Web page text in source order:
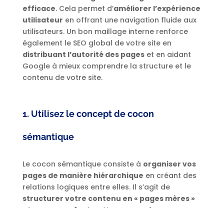
efficace. Cela permet d’améliorer l’expérience
utilisateur en offrant une navigation fluide aux
utilisateurs. Un bon maillage interne renforce
également le SEO global de votre site en
distribuant l’autorité des pageset en aidant
Google à mieux comprendre la structure et le
contenu de votre site.
1. Utilisez le concept de cocon
sémantique
Le cocon sémantique consiste à organiser vos
pages de manière hiérarchique en créant des
relations logiques entre elles. Il s’agit de
structurer votre contenu en « pages mères »